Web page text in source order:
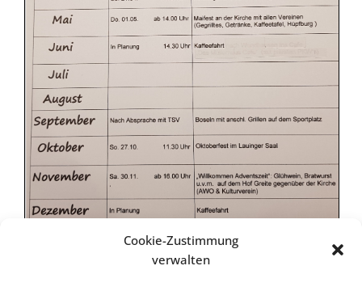
Cookie-Zustimmung
verwalten